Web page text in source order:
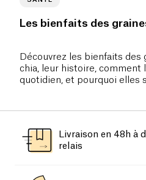
Les bienfaits des
Découvrez les bienfaits des
chia, leur histoire, comment
quotidien, et pourquoi elles
Livraison en 48h à
relais